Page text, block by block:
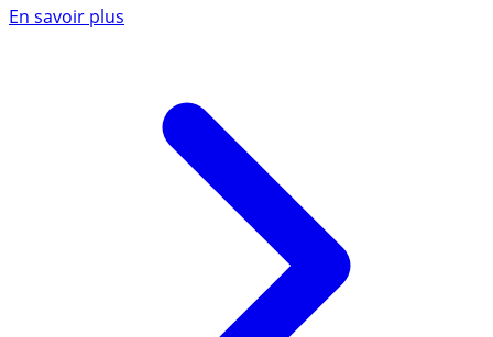
En savoir plus